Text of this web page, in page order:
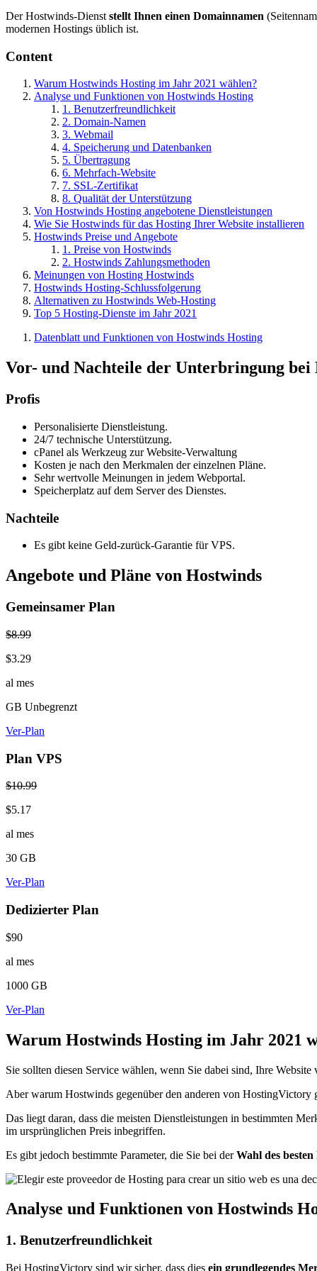
Der Hostwinds-Dienst stellt Ihnen einen Domainnamen
modernen Hostings üblich ist.
Content
Warum Hostwinds Hosting im Jahr 2021 wählen?
Analyse und Funktionen von Hostwinds Hosting
1. Benutzerfreundlichkeit
2. Domain-Namen
3. Webmail
4. Speicherung und Datenbanken
5. Übertragung
6. Mehrfach-Website
7. SSL-Zertifikat
8. Qualität der Unterstützung
Von Hostwinds Hosting angebotene Dienstleistungen
Wie Sie Hostwinds für das Hosting Ihrer Website installieren
Hostwinds Preise und Angebote
1. Preise von Hostwinds
2. Hostwinds Zahlungsmethoden
Meinungen von Hosting Hostwinds
Hostwinds Hosting-Schlussfolgerung
Alternativen zu Hostwinds Web-Hosting
Top 5 Hosting-Dienste im Jahr 2021
Datenblatt und Funktionen von Hostwinds Hosting
Vor- und Nachteile der Unterbringung bei
Profis
Personalisierte Dienstleistung.
24/7 technische Unterstützung.
cPanel als Werkzeug zur Website-Verwaltung
Kosten je nach den Merkmalen der einzelnen Pläne.
Sehr wertvolle Meinungen in jedem Webportal.
Speicherplatz auf dem Server des Dienstes.
Nachteile
Es gibt keine Geld-zurück-Garantie für VPS.
Angebote und Pläne von Hostwinds
Gemeinsamer Plan
$8.99
$3.29
al mes
GB Unbegrenzt
Ver-Plan
Plan VPS
$10.99
$5.17
al mes
30 GB
Ver-Plan
Dedizierter Plan
$90
al mes
1000 GB
Ver-Plan
Warum Hostwinds Hosting im Jahr 2021
Sie sollten diesen Service wählen, wenn Sie dabei sind, Ihre
Aber warum Hostwinds gegenüber den anderen von
Das liegt daran, dass die meisten Dienstleistungen in bestimmten
im ursprünglichen Preis inbegriffen.
Es gibt jedoch bestimmte Parameter, die Sie bei derWahl des
Analyse und Funktionen von Hostwinds
1. Benutzerfreundlichkeit
Bei HostingVictory sind wir sicher, dass dies ein grundlegendes